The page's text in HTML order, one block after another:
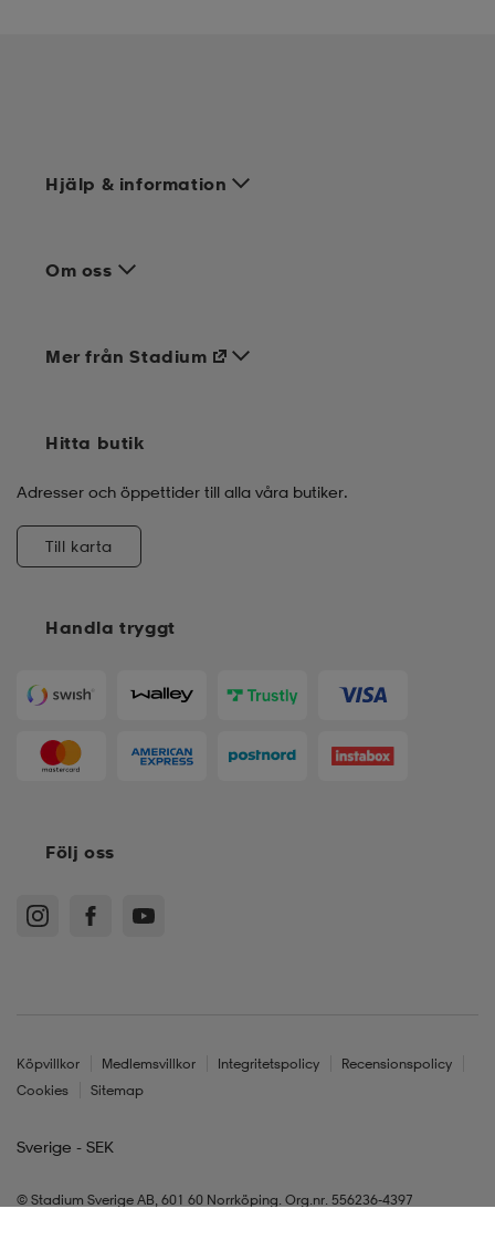
Hjälp & information
Om oss
Handla tryggt
Mer från Stadium
Hitta butik
Adresser och öppettider till alla våra butiker.
Till karta
Följ oss
Köpvillkor Medlemsvillkor Integritetspolicy
Recensionspolicy
Cookies
Sitemap
Sverige - SEK
© Stadium Sverige AB, 601 60 Norrköping. Org.nr. 556236-4397